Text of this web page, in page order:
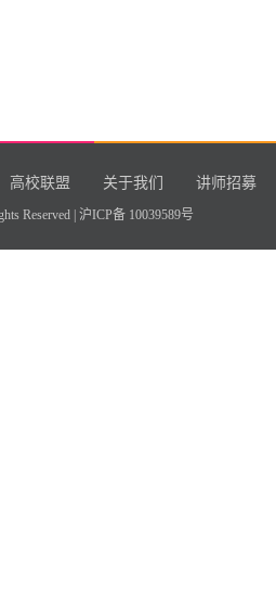
高校联盟 关于我们 讲师招募
Reserved | 沪ICP备 10039589号